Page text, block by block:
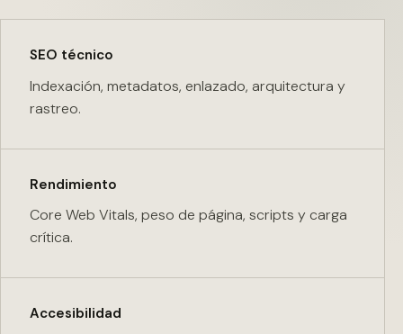
SEO técnico
Indexación, metadatos, enlazado, arquitectura y
rastreo.
Rendimiento
Core Web Vitals, peso de página, scripts y carga
crítica.
Accesibilidad